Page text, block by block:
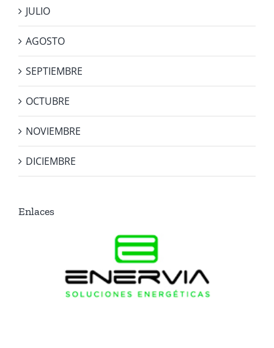
JULIO
AGOSTO
SEPTIEMBRE
OCTUBRE
NOVIEMBRE
DICIEMBRE
Enlaces